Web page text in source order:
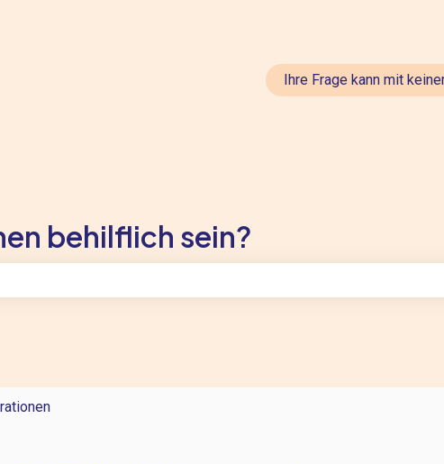
anzeigen
Ihre Frage kann mit
behilflich sein?